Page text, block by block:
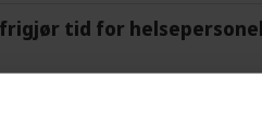
tid for